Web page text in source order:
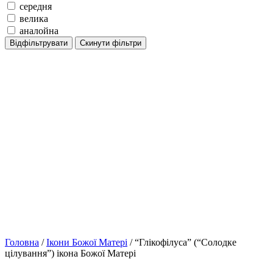
середня
велика
аналойна
Відфільтрувати Скинути фільтри
Головна /Ікони Божої Матері / “Глікофілуса” (“Солодке
цілування”) ікона Божої Матері